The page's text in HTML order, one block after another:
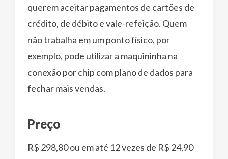
querem aceitar pagamentos de cartões de
crédito, de débito e vale-refeição. Quem
não trabalha em um ponto físico, por
exemplo, pode utilizar a maquininha na
conexão por chip com plano de dados para
fechar mais vendas.
Preço
R$ 298,80 ou em até 12 vezes de R$ 24,90